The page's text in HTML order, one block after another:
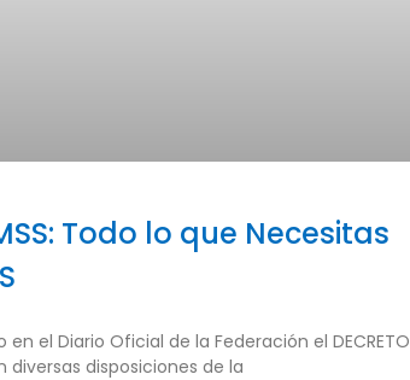
Todo lo que Necesitas
el Diario Oficial de la Federación el DECRETO
disposiciones de la